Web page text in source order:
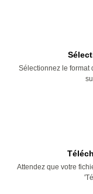
Sélectionnez le format
Attendez que votre